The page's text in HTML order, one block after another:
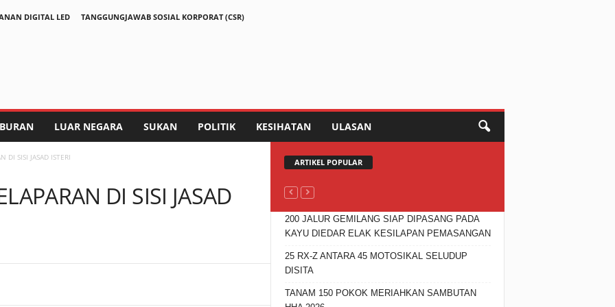
DIGITAL LED
TANGGUNGJAWAB SOSIAL KORPORAT (CSR)
LUAR NEGARA SUKAN POLITIK KESIHATAN ULASAN
DI SISI JASAD ISTERI
DI SISI JASAD
ARTIKEL POPULAR
200 JALUR GEMILANG SIAP DIPASANG PADA
KAYU DIEDAR ELAK KESILAPAN PEMASANGAN
25 RX-Z ANTARA 45 MOTOSIKAL SELUDUP
DISITA
TANAM 150 POKOK MERIAHKAN SAMBUTAN